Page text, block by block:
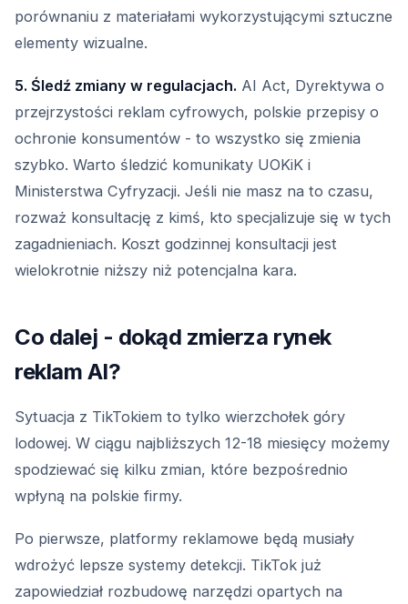
porównaniu z materiałami wykorzystującymi sztuczne
elementy wizualne.
5. Śledź zmiany w regulacjach. AI Act, Dyrektywa o
przejrzystości reklam cyfrowych, polskie przepisy o
ochronie konsumentów - to wszystko się zmienia
szybko. Warto śledzić komunikaty UOKiK i
Ministerstwa Cyfryzacji. Jeśli nie masz na to czasu,
rozważ konsultację z kimś, kto specjalizuje się w tych
zagadnieniach. Koszt godzinnej konsultacji jest
wielokrotnie niższy niż potencjalna kara.
Co dalej - dokąd zmierza rynek
reklam AI?
Sytuacja z TikTokiem to tylko wierzchołek góry
lodowej. W ciągu najbliższych 12-18 miesięcy możemy
spodziewać się kilku zmian, które bezpośrednio
wpłyną na polskie firmy.
Po pierwsze, platformy reklamowe będą musiały
wdrożyć lepsze systemy detekcji. TikTok już
zapowiedział rozbudowę narzędzi opartych na